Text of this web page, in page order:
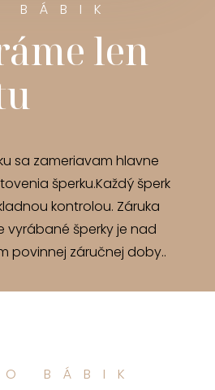
BÁBIK
len
sa zameriavam hlavne
šperku.Každý šperk
kontrolou. Záruka
vyrábané šperky je nad
povinnej záručnej doby..
BÁBIK